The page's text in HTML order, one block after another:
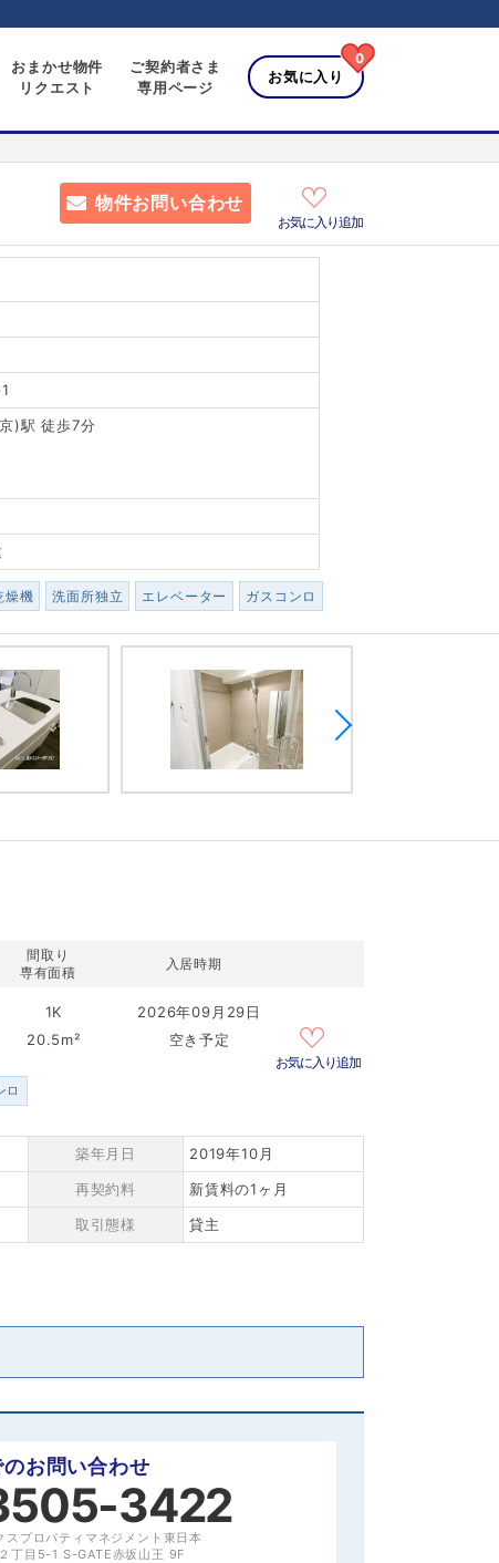
おまかせ物件
リクエスト
ご契約者さま
専用ページ
お気に入り
0
物件お問い合わせ
お気に入り追加
)駅 徒歩7分
燥機 洗面所独立 エレベーター ガスコンロ
間取り
専有面積
入居時期
1K
20.5m²
2026年09月29日
空き予定
ロ
お気に入り追加
築年月日
2019年10月
再契約料
新賃料の1ヶ月
取引態様 貸主
のお問い合わせ
3422
スプロパティマネジメント東日本
丁目5-1 S-GATE赤坂山王 9F